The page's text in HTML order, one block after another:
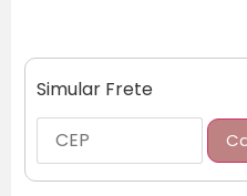
Simular Frete